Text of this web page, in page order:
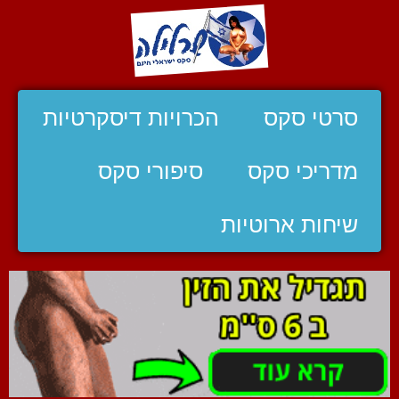
סרטי סקס הכרויות דיסקרטיות
מדריכי סקס סיפורי סקס
שיחות ארוטיות